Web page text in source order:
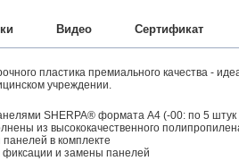
Видео Сертификат
пластика премиального качества -
учреждении.
SHERPA® формата А4 (-00: по 5 штук
из высококачественного
в комплекте
и замены панелей